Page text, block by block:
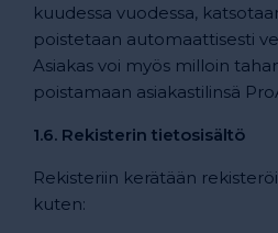
kuudessa vuodessa,
poistetaan automaattisesti
Asiakas voi myös milloin
poistamaan asiakastilinsä
1.6. Rekisterin tietosisältö
Rekisteriin kerätään
kuten: